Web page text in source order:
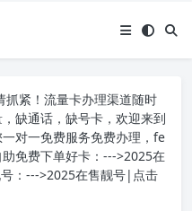
抓紧！流量卡办理渠道随时
缺通话，缺号卡，欢迎来到
对一免费服务免费办理，fe
免费下单好卡：--->2025在
：--->2025在售靓号|点击